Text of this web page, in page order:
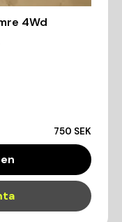
4Wd
750 SEK